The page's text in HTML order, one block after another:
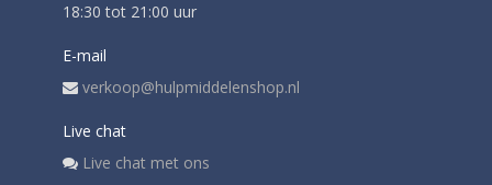
18:30 tot 21:00 uur
E-mail
verkoop@hulpmiddelenshop.nl
Live chat
Live chat met ons